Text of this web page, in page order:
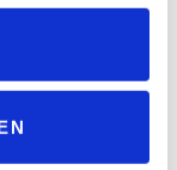
strategischen